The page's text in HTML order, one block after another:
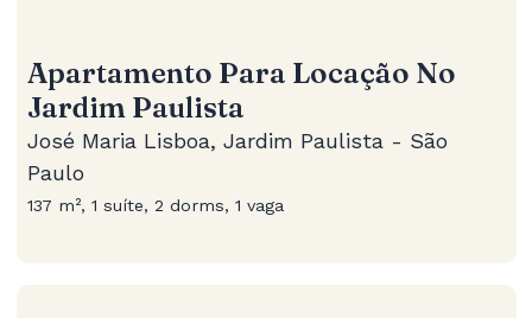
Apartamento Para Locação No
Jardim Paulista
José Maria Lisboa, Jardim Paulista - São
Paulo
137 m², 1 suíte, 2 dorms, 1 vaga